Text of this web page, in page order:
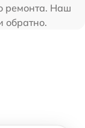
ремонта. Наш
обратно.